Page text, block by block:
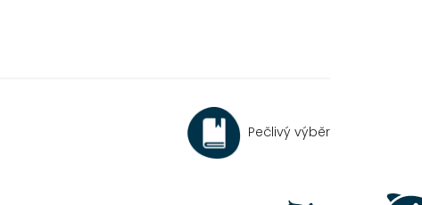
Pečlivý výběr